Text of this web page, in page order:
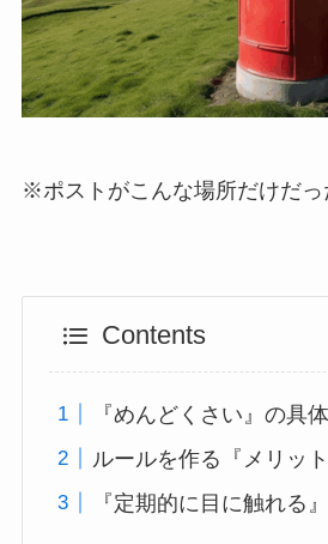
※ポストがこんな場所だけだっ
Contents
『めんどくさい』の具
ルールを作る『メリット
『定期的に目に触れる